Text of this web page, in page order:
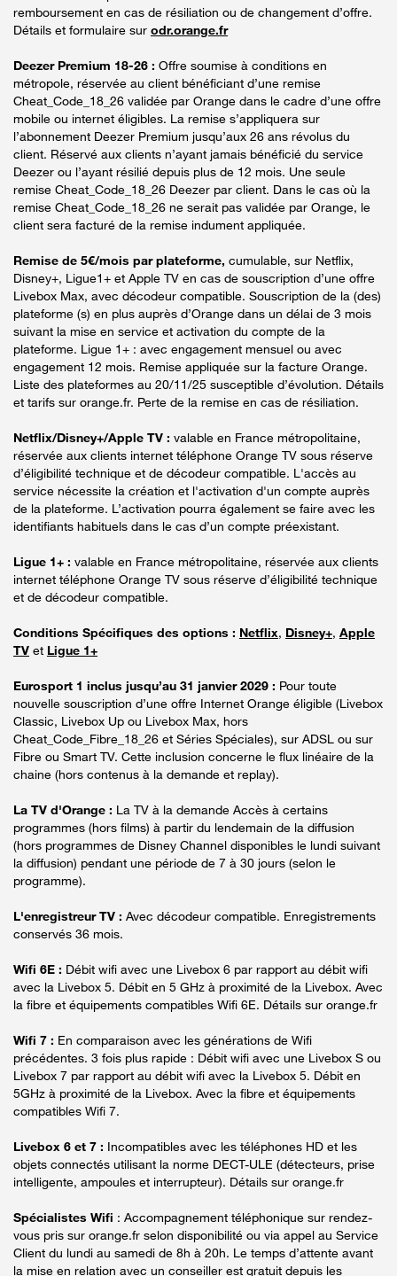
remboursement en cas de résiliation ou de changement d’offre.
Détails et formulaire sur odr.orange.fr
Deezer Premium 18-26 : Offre soumise à conditions en
métropole, réservée au client bénéficiant d’une remise
Cheat_Code_18_26 validée par Orange dans le cadre d’une offre
mobile ou internet éligibles. La remise s’appliquera sur
l’abonnement Deezer Premium jusqu’aux 26 ans révolus du
client. Réservé aux clients n’ayant jamais bénéficié du service
Deezer ou l’ayant résilié depuis plus de 12 mois. Une seule
remise Cheat_Code_18_26 Deezer par client. Dans le cas où la
remise Cheat_Code_18_26 ne serait pas validée par Orange, le
client sera facturé de la remise indument appliquée.
Remise de 5€/mois par plateforme, cumulable, sur Netflix,
Disney+, Ligue1+ et Apple TV en cas de souscription d’une offre
Livebox Max, avec décodeur compatible. Souscription de la (des)
plateforme (s) en plus auprès d’Orange dans un délai de 3 mois
suivant la mise en service et activation du compte de la
plateforme. Ligue 1+ : avec engagement mensuel ou avec
engagement 12 mois. Remise appliquée sur la facture Orange.
Liste des plateformes au 20/11/25 susceptible d’évolution. Détails
et tarifs sur orange.fr. Perte de la remise en cas de résiliation.
Netflix/Disney+/Apple TV : valable en France métropolitaine,
réservée aux clients internet téléphone Orange TV sous réserve
d’éligibilité technique et de décodeur compatible. L'accès au
service nécessite la création et l'activation d'un compte auprès
de la plateforme. L’activation pourra également se faire avec les
identifiants habituels dans le cas d’un compte préexistant.
Ligue 1+ : valable en France métropolitaine, réservée aux clients
internet téléphone Orange TV sous réserve d’éligibilité technique
et de décodeur compatible.
Conditions Spécifiques des options : Netflix, Disney+, Apple
TV et Ligue 1+
Eurosport 1 inclus jusqu’au 31 janvier 2029 : Pour toute
nouvelle souscription d’une offre Internet Orange éligible (Livebox
Classic, Livebox Up ou Livebox Max, hors
Cheat_Code_Fibre_18_26 et Séries Spéciales), sur ADSL ou sur
Fibre ou Smart TV. Cette inclusion concerne le flux linéaire de la
chaine (hors contenus à la demande et replay).
La TV d'Orange : La TV à la demande Accès à certains
programmes (hors films) à partir du lendemain de la diffusion
(hors programmes de Disney Channel disponibles le lundi suivant
la diffusion) pendant une période de 7 à 30 jours (selon le
programme).
L'enregistreur TV : Avec décodeur compatible. Enregistrements
conservés 36 mois.
Wifi 6E : Débit wifi avec une Livebox 6 par rapport au débit wifi
avec la Livebox 5. Débit en 5 GHz à proximité de la Livebox. Avec
la fibre et équipements compatibles Wifi 6E. Détails sur orange.fr
Wifi 7 : En comparaison avec les générations de Wifi
précédentes. 3 fois plus rapide : Débit wifi avec une Livebox S ou
Livebox 7 par rapport au débit wifi avec la Livebox 5. Débit en
5GHz à proximité de la Livebox. Avec la fibre et équipements
compatibles Wifi 7.
Livebox 6 et 7 : Incompatibles avec les téléphones HD et les
objets connectés utilisant la norme DECT-ULE (détecteurs, prise
intelligente, ampoules et interrupteur). Détails sur orange.fr
Spécialistes Wifi : Accompagnement téléphonique sur rendez-
vous pris sur orange.fr selon disponibilité ou via appel au Service
Client du lundi au samedi de 8h à 20h. Le temps d’attente avant
la mise en relation avec un conseiller est gratuit depuis les